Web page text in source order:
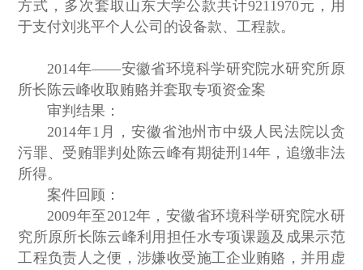
方式，多次套取山东大学公款共计9211970元，用
于支付刘兆平个人公司的设备款、工程款。
2014年——安徽省环境科学研究院水研究所原
所长陈云峰收取贿赂并套取专项资金案
审判结果：
2014年1月，安徽省池州市中级人民法院以贪
污罪、受贿罪判处陈云峰有期徒刑14年，追缴非法
所得。
案件回顾：
2009年至2012年，安徽省环境科学研究院水研
究所原所长陈云峰利用担任水专项课题及成果示范
工程负责人之便，涉嫌收受施工企业贿赂，并用虚